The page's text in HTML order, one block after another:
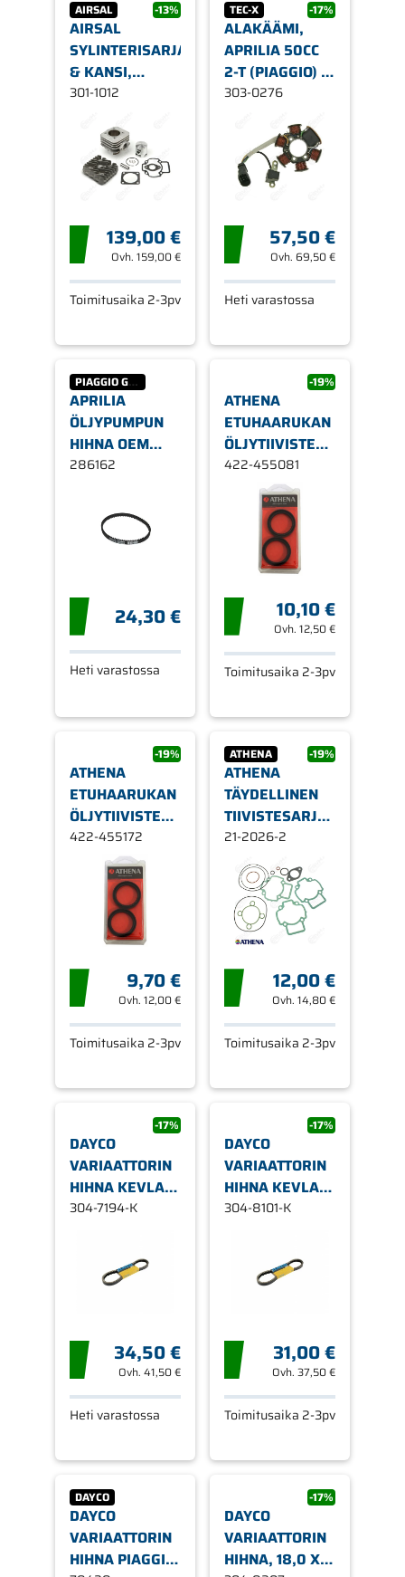
AIRSAL -13%
AIRSAL
SYLINTERISARJA
& KANSI,
69,7CC,
GILERA,
ILMAJÄÄHDYTYS
301-1012
139,00 €
Ovh. 159,00 €
Toimitusaika 2-3pv
TEC-X -17%
ALAKÄÄMI,
APRILIA 50CC
2-T (PIAGGIO) /
GILERA- /
2-T 99-
303-0276
57,50 €
Ovh. 69,50 €
Heti varastossa
PIAGGIO GROUP
APRILIA
ÖLJYPUMPUN
HIHNA OEM
286162
286162
24,30 €
Heti varastossa
-19%
ATHENA
ETUHAARUKAN
ÖLJYTIIVISTE
26 X 35,5/37,7
X 6/13,5
422-455081
10,10 €
Ovh.12,50 €
Toimitusaika 2-3pv
-19%
ATHENA
ETUHAARUKAN
ÖLJYTIIVISTE
30 X 39/43 X
422-455172
9,70 €
Ovh. 12,00 €
Toimitusaika 2-3pv
ATHENA -19%
ATHENA
TÄYDELLINEN
TIIVISTESARJA,
PIAGGIO NRG
NESTEJÄÄHDYTYS
21-2026-2
12,00 €
Ovh.14,80 €
Toimitusaika 2-3pv
-17%
DAYCO
VARIAATTORIN
HIHNA KEVLAR,
18,5 X 732
304-7194-K
34,50 €
Ovh. 41,50 €
Heti varastossa
-17%
DAYCO
VARIAATTORIN
HIHNA KEVLAR,
18,5 X 811
304-8101-K
31,00 €
Ovh.37,50 €
Toimitusaika 2-3pv
DAYCO
DAYCO
VARIAATTORIN
HIHNA PIAGGIO,
-17%
DAYCO
VARIAATTORIN
HIHNA, 18,0 X